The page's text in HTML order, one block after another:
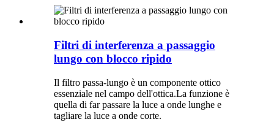
Filtri di interferenza a passaggio
lungo con blocco ripido
Il filtro passa-lungo è un componente ottico
essenziale nel campo dell'ottica.La funzione è
quella di far passare la luce a onde lunghe e
tagliare la luce a onde corte.